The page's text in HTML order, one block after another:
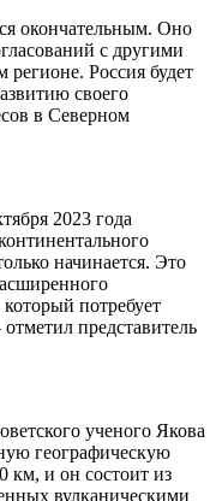
окончательным. Оно
с другими
Россия будет
своего
в Северном
2023 года
начинается. Это
потребует
представитель
ученого Якова
географическую
км, и он состоит из
вулканическими